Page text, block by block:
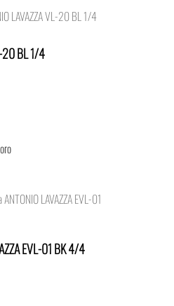
20 BL 1/4
EVL-01 BK 4/4